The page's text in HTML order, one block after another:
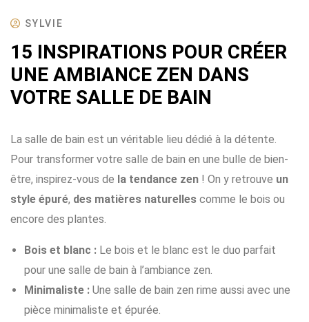
SYLVIE
15 INSPIRATIONS POUR CRÉER
UNE AMBIANCE ZEN DANS
VOTRE SALLE DE BAIN
La salle de bain est un véritable lieu dédié à la détente.
Pour transformer votre salle de bain en une bulle de bien-
être, inspirez-vous de la tendance zen ! On y retrouve un
style épuré, des matières naturelles comme le bois ou
encore des plantes.
Bois et blanc : Le bois et le blanc est le duo parfait
pour une salle de bain à l’ambiance zen.
Minimaliste : Une salle de bain zen rime aussi avec une
pièce minimaliste et épurée.